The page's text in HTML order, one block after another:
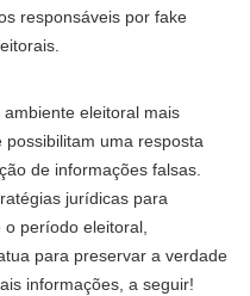
responsáveis por fake
eleitoral mais
uma resposta
de informações falsas.
jurídicas para
período eleitoral,
para preservar a verdade
informações, a seguir!